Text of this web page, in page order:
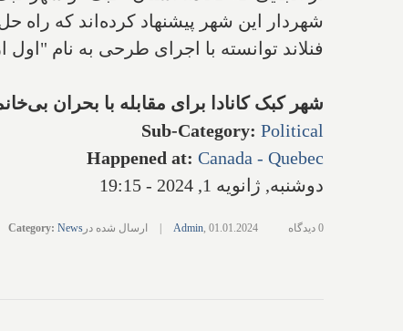
شهردار این شهر پیشنهاد کرده‌اند که راه
فنلاند توانسته با اجرای طرحی به نام
شهر کبک کانادا برای مقابله با بحران
Sub-Category: Political
Happened at: Canada - Quebec
دوشنبه, ژانویه 1, 2024 - 19:15
Admin, 01.01.2024 ارسال شده در Category: News 0 دیدگاه